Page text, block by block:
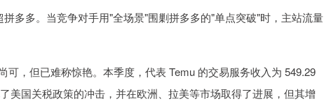
多多。当竞争对手用"全场景"围剿拼多多的"单点突破"时，主站流量
，但已难称惊艳。本季度，代表 Temu 的交易服务收入为 549.29
美国关税政策的冲击，并在欧洲、拉美等市场取得了进展，但其增